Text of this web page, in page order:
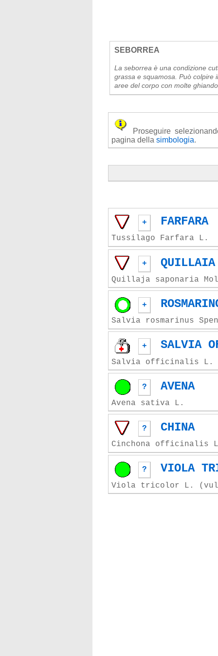
SEBORREA
La seborrea è una condizione
grassa e squamosa. Può colpire
aree del corpo con molte
Proseguire
pagina dellasimbologia.
+ FARFARA
Tussilago Farfara L.
+ QUILLAIA
Quillaja saponaria
+
Salvia rosmarinus
+ SALVIA
Salvia officinalis L.
? AVENA
Avena sativa L.
? CHINA
Cinchona officinalis
? VIOLA
Viola tricolor L.